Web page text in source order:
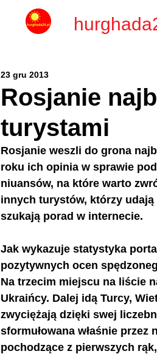
Rosjanie
turystami
23 gru 2013
Rosjanie weszli do grona
roku ich opinia w sprawie
niuansów, na które warto
innych turystów, którzy
szukają porad w internecie.
Jak wykazuje statystyka
pozytywnych ocen
Na trzecim miejscu na liście
Ukraińcy. Dalej idą Turcy,
zwyciężają dzięki swej
sformułowana właśnie
pochodzące z pierwszych